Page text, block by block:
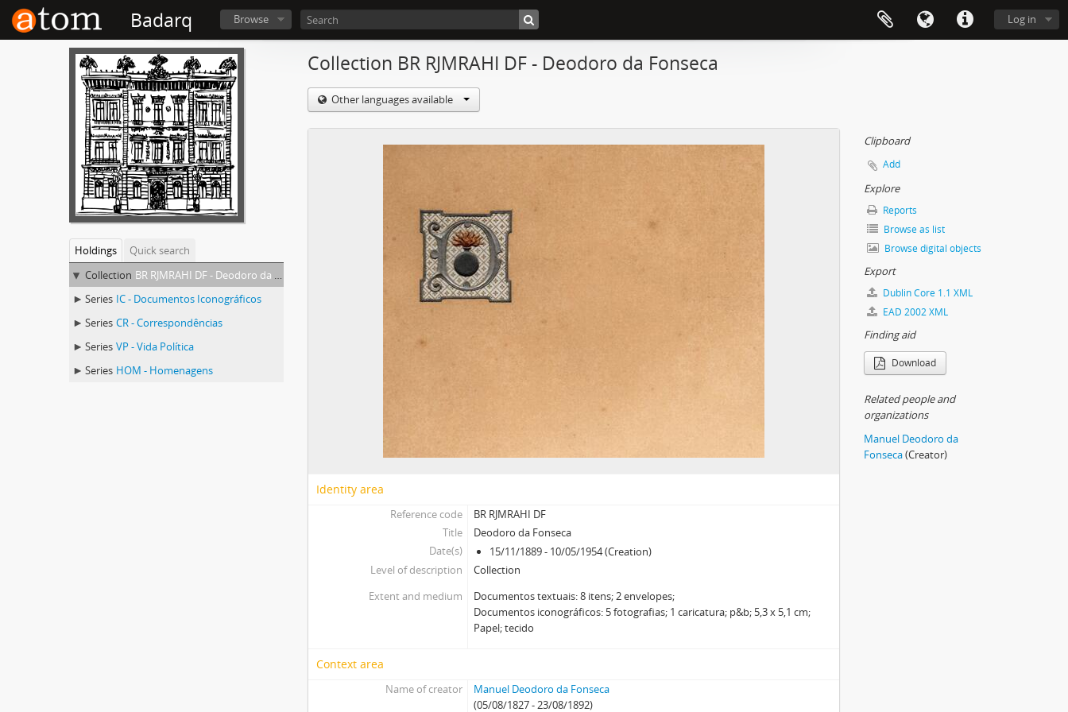
Badarq Browse Log in
Holdings
Quick search
Collection BR RJMRAHI DF - Deodoro da Fonseca
Series IC - Documentos Iconográficos
Series CR - Correspondências
Series VP - Vida Política
Series HOM - Homenagens
Collection BR RJMRAHI DF - Deodoro da Fonseca
Other languages available
Identity area
Reference code
BR RJMRAHI DF
Title
Deodoro da Fonseca
Date(s)
15/11/1889 - 10/05/1954 (Creation)
Level of description
Collection
Extent and medium
Documentos textuais: 8 itens; 2 envelopes;
Documentos iconográficos: 5 fotografias; 1 caricatura; p&b; 5,3 x 5,1 cm;
Papel; tecido
Context area
Name of creator
Manuel Deodoro da Fonseca
(05/08/1827 - 23/08/1892)
Clipboard
Add
Explore
Reports
Browse as list
Browse digital objects
Export
Dublin Core 1.1 XML
EAD 2002 XML
Finding aid
Download
Related people and
organizations
Manuel Deodoro da
Fonseca(Creator)